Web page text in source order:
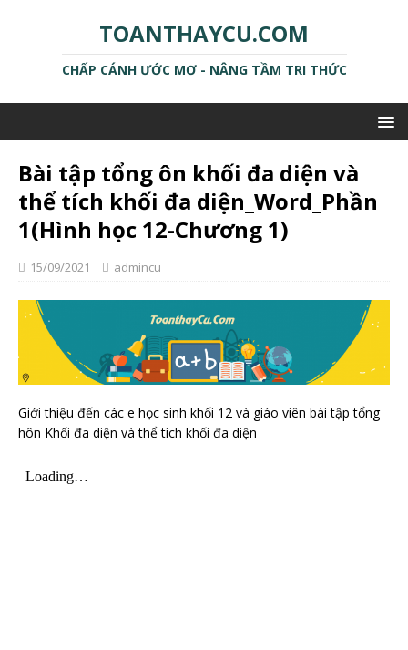
TOANTHAYCU.COM
CHẤP CÁNH ƯỚC MƠ - NÂNG TẦM TRI THỨC
Bài tập tổng ôn khối đa diện và
thể tích khối đa diện_Word_Phần
1(Hình học 12-Chương 1)
15/09/2021 admincu
Giới thiệu đến các e học sinh khối 12 và giáo viên bài tập tổng
hôn Khối đa diện và thể tích khối đa diện